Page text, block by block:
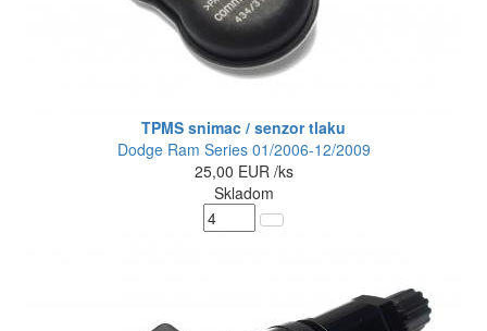
TPMS snimac / senzor tlaku
Dodge Ram Series 01/2006-12/2009
25,00 EUR /ks
Skladom